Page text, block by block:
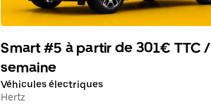
Smart #5 à partir de 301€ TTC /
semaine
Véhicules électriques
Hertz